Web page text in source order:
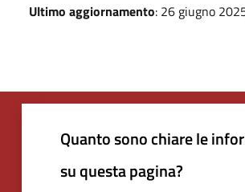
Ultimo aggiornamento: 26 giugno
Quanto sono chiare le
su questa pagina?